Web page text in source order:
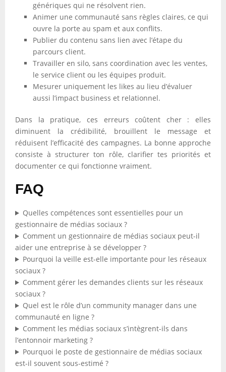
génériques qui ne résolvent rien.
Animer une communauté sans règles claires, ce qui
ouvre la porte au spam et aux conflits.
Publier du contenu sans lien avec l’étape du
parcours client.
Travailler en silo, sans coordination avec les ventes,
le service client ou les équipes produit.
Mesurer uniquement les likes au lieu d’évaluer
aussi l’impact business et relationnel.
Dans la pratique, ces erreurs coûtent cher : elles
diminuent la crédibilité, brouillent le message et
réduisent l’efficacité des campagnes. La bonne approche
consiste à structurer ton rôle, clarifier tes priorités et
documenter ce qui fonctionne vraiment.
FAQ
Quelles compétences sont essentielles pour un
gestionnaire de médias sociaux ?
Comment un gestionnaire de médias sociaux peut-il
aider une entreprise à se développer ?
Pourquoi la veille est-elle importante pour les réseaux
sociaux ?
Comment gérer les demandes clients sur les réseaux
sociaux ?
Quel est le rôle d’un community manager dans une
communauté en ligne ?
Comment les médias sociaux s’intègrent-ils dans
l’entonnoir marketing ?
Pourquoi le poste de gestionnaire de médias sociaux
est-il souvent sous-estimé ?